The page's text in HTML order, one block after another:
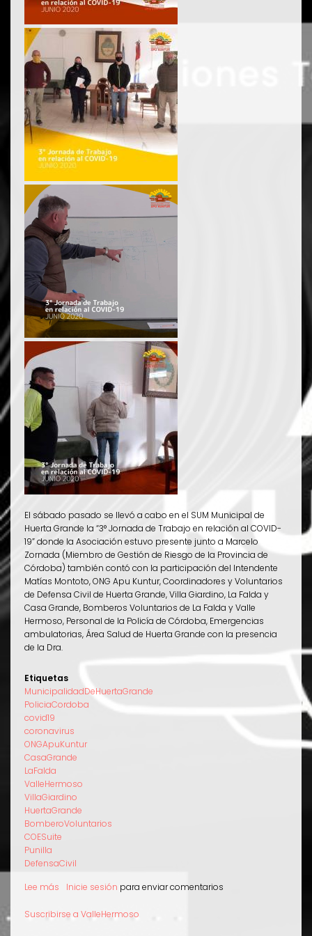
El sábado pasado se llevó a cabo en el SUM Municipal de
Huerta Grande la “3° Jornada de Trabajo en relación al COVID-
19” donde la Asociación estuvo presente junto a Marcelo
Zornada (Miembro de Gestión de Riesgo de la Provincia de
Córdoba) también contó con la participación del Intendente
Matías Montoto, ONG Apu Kuntur, Coordinadores y Voluntarios
de Defensa Civil de Huerta Grande, Villa Giardino, La Falda y
Casa Grande, Bomberos Voluntarios de La Falda y Valle
Hermoso, Personal de la Policía de Córdoba, Emergencias
ambulatorias, Área Salud de Huerta Grande con la presencia
de la Dra.
Etiquetas
MunicipalidadDeHuertaGrande
PoliciaCordoba
covid19
coronavirus
ONGApuKuntur
CasaGrande
LaFalda
ValleHermoso
VillaGiardino
HuertaGrande
BomberoVoluntarios
COESuite
Punilla
DefensaCivil
Lee más sobre
Kuntur
Inicie sesión para enviar comentarios
Suscribirse a ValleHermoso